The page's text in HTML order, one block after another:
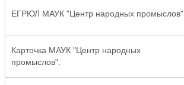
ЕГРЮЛ МАУК "Центр народных промыслов".
Карточка МАУК "Центр народных
промыслов".